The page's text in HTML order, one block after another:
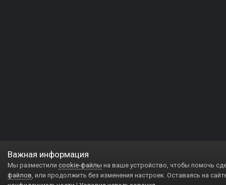
Важная информация
Мы разместили cookie-файлы на ваше устройство, чтобы помочь
файлов, или продолжить без изменения настроек. Оставаясь на